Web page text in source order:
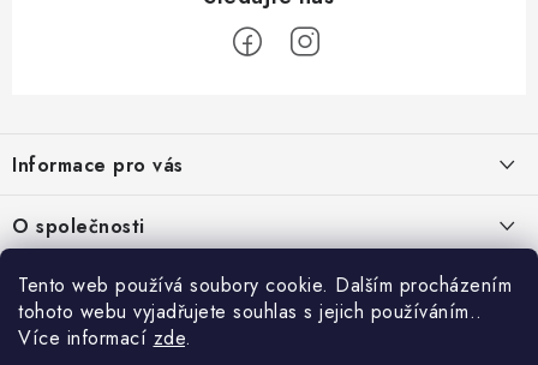
Tento web používá soubory cookie. Dalším procházením
tohoto webu vyjadřujete souhlas s jejich používáním..
Více informací zde.
p
a
t
Informace pro vás
Podmínky ochrany osobních údajů
Reklamace
Vrácení zboží
O společnosti
O nás
Kontakt
AirsoftMorava.cz
AirsoftMorava s.r.o.
T. G. Masaryka 463
Nákupní košík